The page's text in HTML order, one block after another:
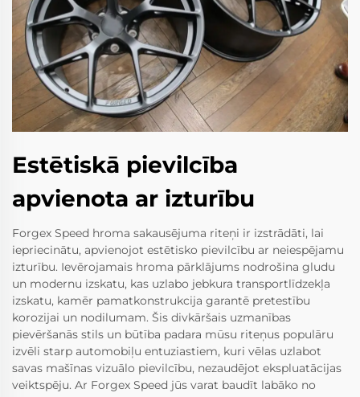
Estētiskā pievilcība
apvienota ar izturību
Forgex Speed hroma sakausējuma riteņi ir izstrādāti, lai
iepriecinātu, apvienojot estētisko pievilcību ar neiespējamu
izturību. Ievērojamais hroma pārklājums nodrošina gludu
un modernu izskatu, kas uzlabo jebkura transportlīdzekļa
izskatu, kamēr pamatkonstrukcija garantē pretestību
korozijai un nodilumam. Šis divkāršais uzmanības
pievēršanās stils un būtība padara mūsu riteņus populāru
izvēli starp automobiļu entuziastiem, kuri vēlas uzlabot
savas mašīnas vizuālo pievilcību, nezaudējot ekspluatācijas
veiktspēju. Ar Forgex Speed jūs varat baudīt labāko no